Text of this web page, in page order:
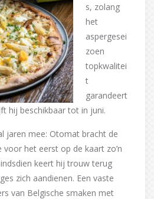
s, zolang
het
aspergesei
zoen
topkwalitei
t
garandeert
hij beschikbaar tot in juni.
jaren mee: Otomat bracht de
het eerst op de kaart zo’n
keert hij trouw terug
zich aandienen. Een vaste
van Belgische smaken met